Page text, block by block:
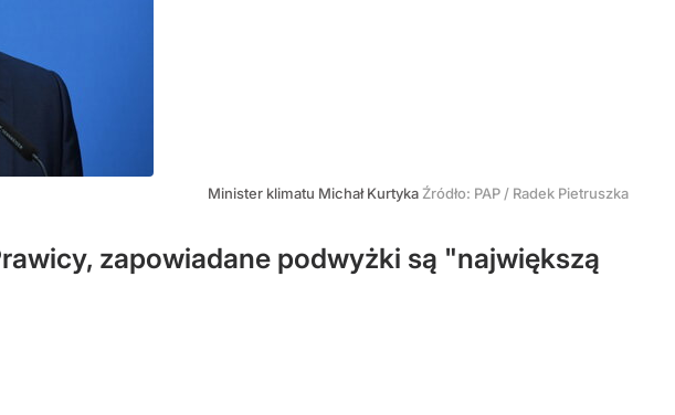
Minister klimatu Michał Kurtyka Źródło: PAP / Radek Pietruszka
zapowiadane podwyżki są "największą